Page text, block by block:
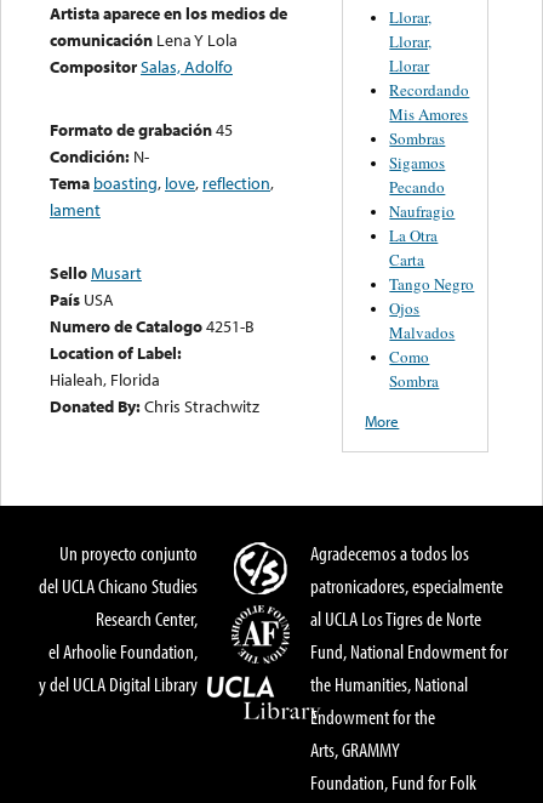
Artista aparece en los medios de
comunicación Lena Y Lola
CompositorSalas, Adolfo
Formato de grabación45
Condición: N-
Tema boasting, love, reflection,
lament
SelloMusart
País USA
Numero de Catalogo4251-B
Location of Label:
Hialeah, Florida
Donated By:Chris Strachwitz
Llorar,
Llorar,
Llorar
Recordando
Mis Amores
Sombras
Sigamos
Pecando
Naufragio
La Otra
Carta
Tango Negro
Ojos
Malvados
Como
Sombra
More
Un proyecto conjunto
del UCLA Chicano Studies
Research Center,
el Arhoolie Foundation,
y del UCLA Digital Library
Agradecemos a todos los
patronicadores, especialmente
al UCLA Los Tigres de Norte
Fund, National Endowment for
the Humanities, National
Endowment for the
Arts, GRAMMY
Foundation, Fund for Folk